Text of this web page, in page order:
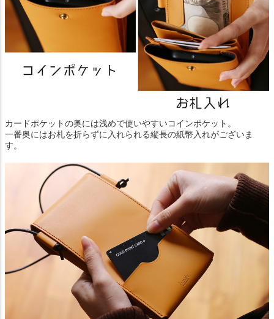
カードポケットの奥には浅めで使いやすいコインポケット。
一番奥にはお札を折らずに入れられる縦長の紙幣入れがございま
す。